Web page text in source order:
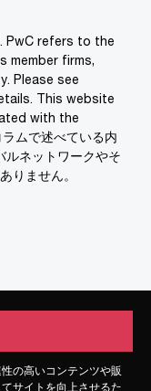
の高いコンテンツや販
サイトを向上させるた
の高いコンテンツや販
サイトを向上させるた
PwC refers to the
member firms,
Please see
This website
with the
ムで述べている内
ネットワークやそ
りません。